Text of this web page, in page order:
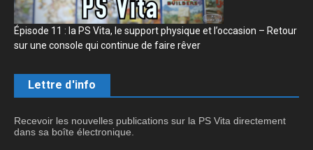
Épisode 11 : la PS Vita, le support physique et l’occasion – Retour
sur une console qui continue de faire rêver
Lettre d'info
Recevoir les nouvelles publications sur la PS Vita directement
dans sa boîte électronique.